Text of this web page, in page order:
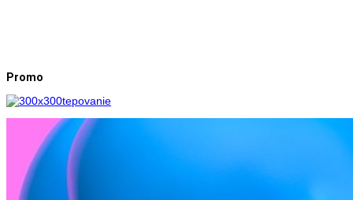
Promo